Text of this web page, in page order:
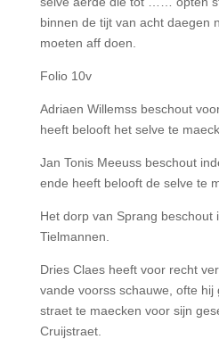
binnen de tijt van acht daegen
moeten aff doen.
Folio 10v
Adriaen Willemss beschout
heeft belooft het selve te
Jan Tonis Meeuss beschout
ende heeft belooft de selve te
Het dorp van Sprang beschout
Tielmannen.
Dries Claes heeft voor recht
vande voorss schauwe, ofte hij
straet te maecken voor sijn
Cruijstraet.